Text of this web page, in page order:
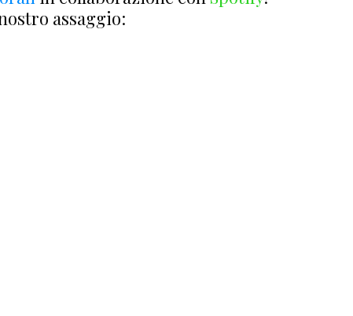
assaggio: